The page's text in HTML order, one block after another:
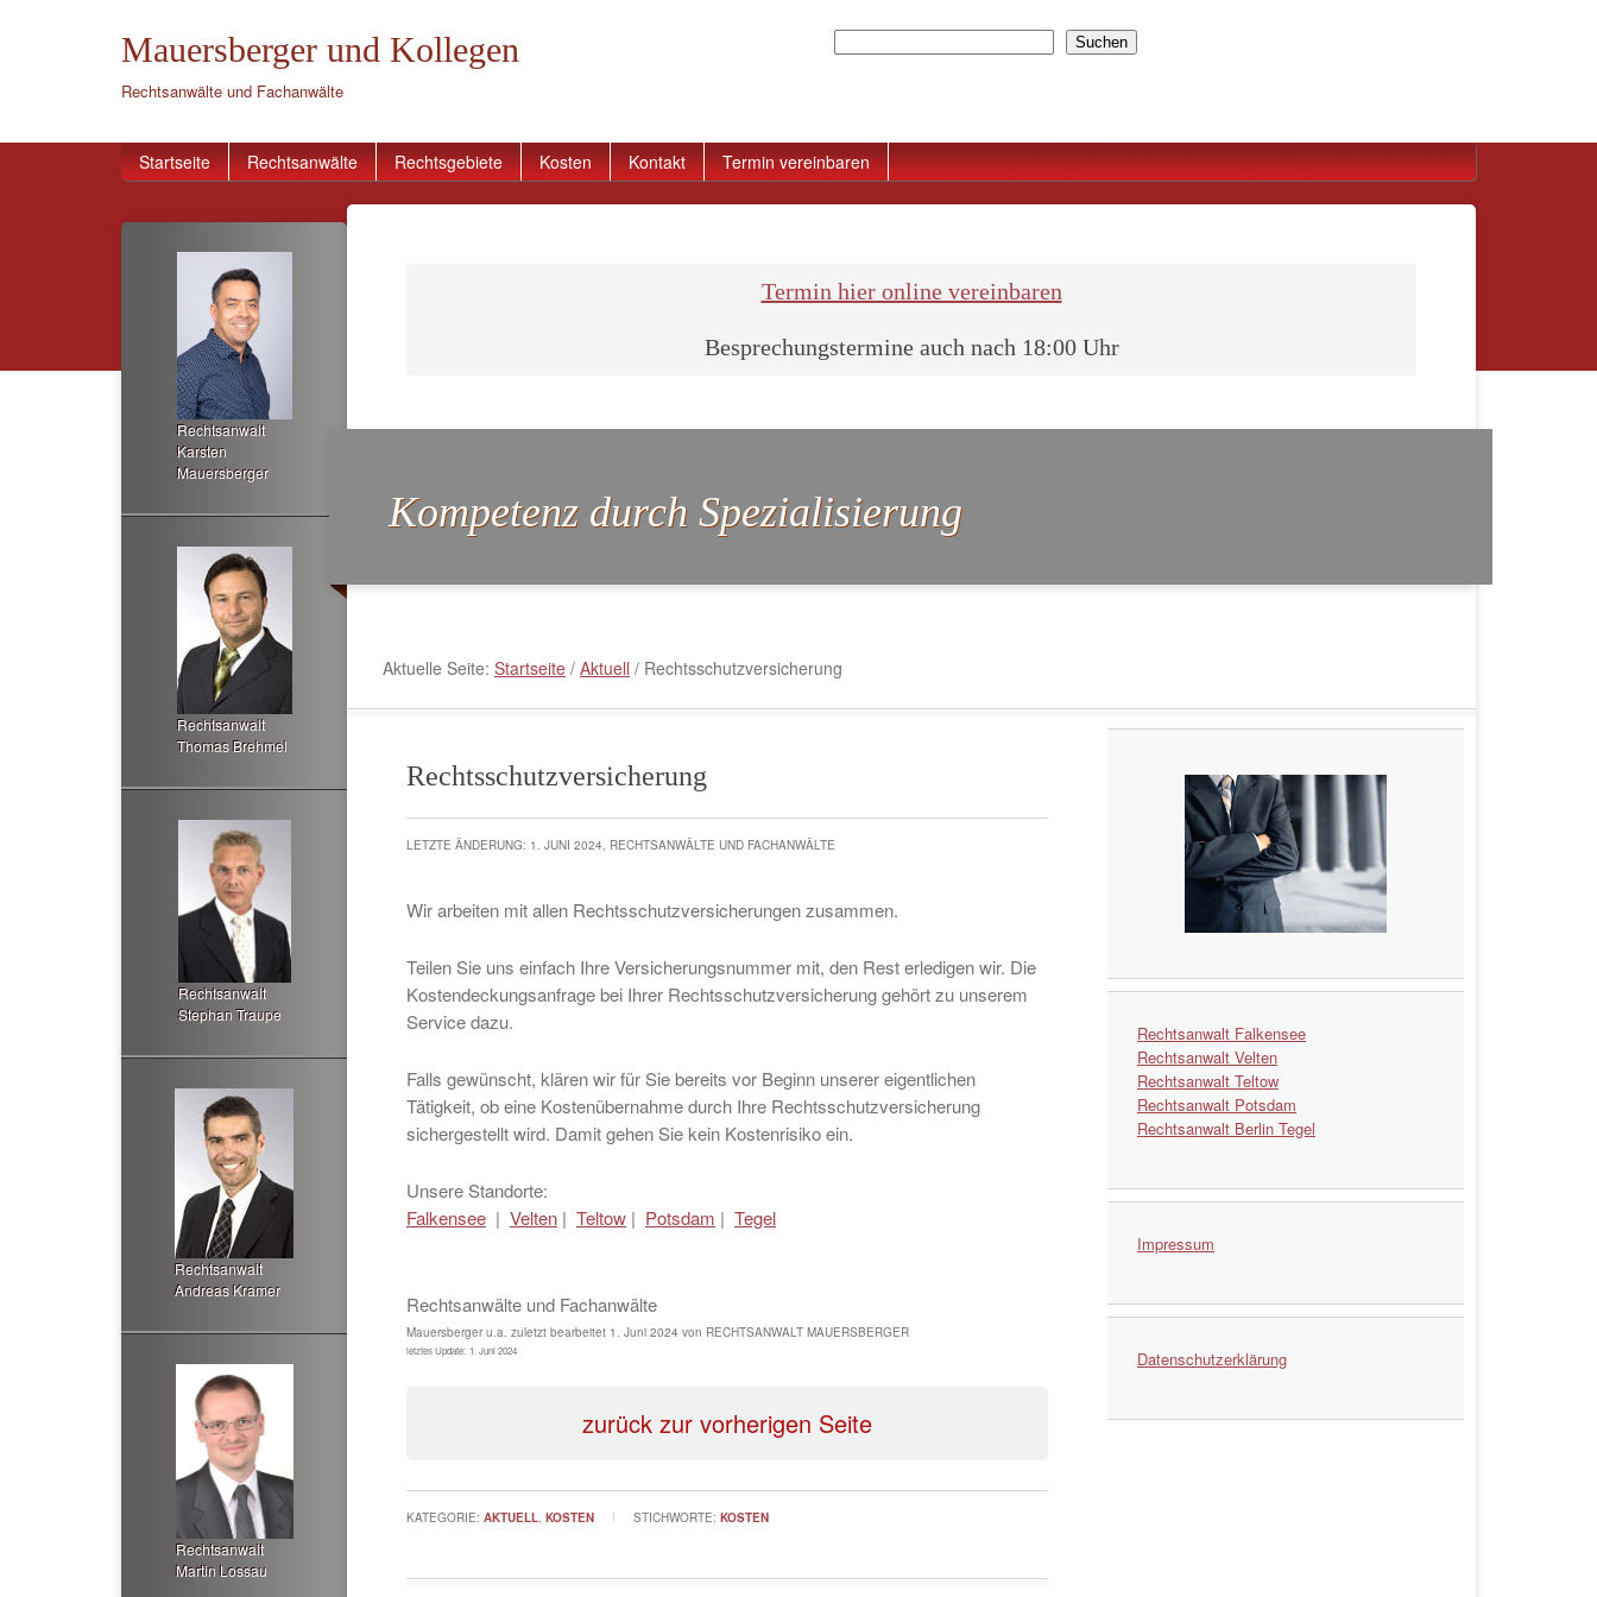
Mauersberger und Kollegen
Rechtsanwälte und Fachanwälte
Suchen
Startseite Rechtsanwälte Rechtsgebiete Kosten Kontakt Termin vereinbaren
Termin hier online vereinbaren
Besprechungstermine auch nach 18:00 Uhr
Kompetenz durch Spezialisierung
Aktuelle Seite: Startseite / Aktuell / Rechtsschutzversicherung
Rechtsschutzversicherung
LETZTE ÄNDERUNG: 1. JUNI 2024, RECHTSANWÄLTE UND FACHANWÄLTE
Wir arbeiten mit allen Rechtsschutzversicherungen zusammen.
Teilen Sie uns einfach Ihre Versicherungsnummer mit, den Rest erledigen wir. Die
Kostendeckungsanfrage bei Ihrer Rechtsschutzversicherung gehört zu unserem
Service dazu.
Falls gewünscht, klären wir für Sie bereits vor Beginn unserer eigentlichen
Tätigkeit, ob eine Kostenübernahme durch Ihre Rechtsschutzversicherung
sichergestellt wird. Damit gehen Sie kein Kostenrisiko ein.
Unsere Standorte:
Falkensee | Velten | Teltow | Potsdam | Tegel
Rechtsanwälte und Fachanwälte
Mauersberger u.a. zuletzt bearbeitet 1. Juni 2024 von RECHTSANWALT MAUERSBERGER
letztes Update: 1. Juni 2024
zurück zur vorherigen Seite
KATEGORIE: AKTUELL KOSTEN STICHWORTE: KOSTEN
Rechtsanwalt Falkensee
Rechtsanwalt Velten
Rechtsanwalt Teltow
Rechtsanwalt Potsdam
Rechtsanwalt Berlin Tegel
Impressum
Datenschutzerklärung
Rechtsanwalt
Karsten
Mauersberger
Rechtsanwalt
Thomas Brehmel
Rechtsanwalt
Stephan Traupe
Rechtsanwalt
Andreas Kramer
Rechtsanwalt
Martin Lossau